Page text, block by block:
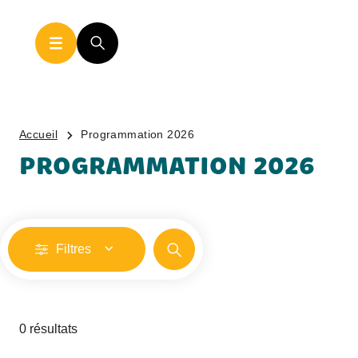
Accueil Programmation 2026
PROGRAMMATION 2026
Filtres
0 résultats